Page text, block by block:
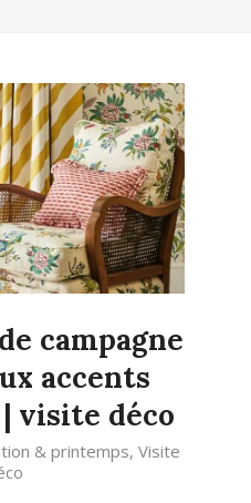
campagne
accents
visite déco
& printemps, Visite